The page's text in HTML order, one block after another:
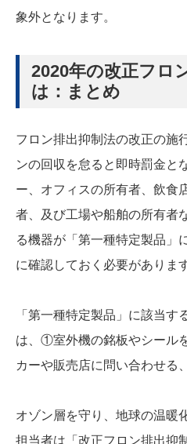
象外となります。
2020年の改正フロ
は：まとめ
フロン排出抑制法の改正の施
ンの回収を怠ると即時罰金と
ー、オフィスの所有者、飲食
者、及び工場や船舶の所有者
る機器が「第一種特定製品」
に確認しておく必要があります
「第一種特定製品」に該当す
は、①室外機の銘板やシール
カーや販売店に問い合わせる
オゾン層を守り、地球の温暖
担当者は「改正フロン排出抑